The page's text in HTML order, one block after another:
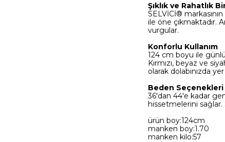
Şıklık ve Rahatlık
SELVİCİ®
ile öne çıkmaktadır.
vurgular.
Konforlu Kullanım
124 cm boyu ile
Kırmızı, beyaz ve
olarak dolabınızda yer
Beden Seçenekleri
36'dan 44'e kadar
hissetmelerini sağlar.
ürün boy:124cm
manken boy:1.70
manken kilo:57